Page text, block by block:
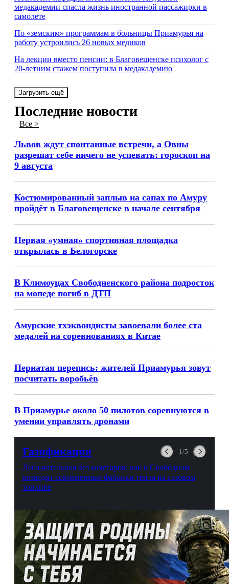
помощник для прохождения
диспансеризации
Материалы по теме
медакадемии спасла жизнь иностранной пассажирки в
самолете
По «земским» программам в больницы Приамурья на
работу устроились 26 новых медиков
На лекции вместо пенсии: в Благовещенске психолог с
20-летним стажем поступила в медакадемию
Последние новости
Львов ждут спонтанные встречи, а Овны
разрешат себе ничего не успевать: гороскоп на
Костюмированный заплыв на сапах по Амуру
Первая «умная» спортивная площадка
В Климоуцах Свободненского района подросток
Амурские тхэквондисты завоевали более ста
медалей на соревнованиях в Китае
Пернатая перепись: жителей Приамурья зовут
посчитать воробьёв
В Приамурье около 50 пилотов соревнуются в
умении управлять дронами